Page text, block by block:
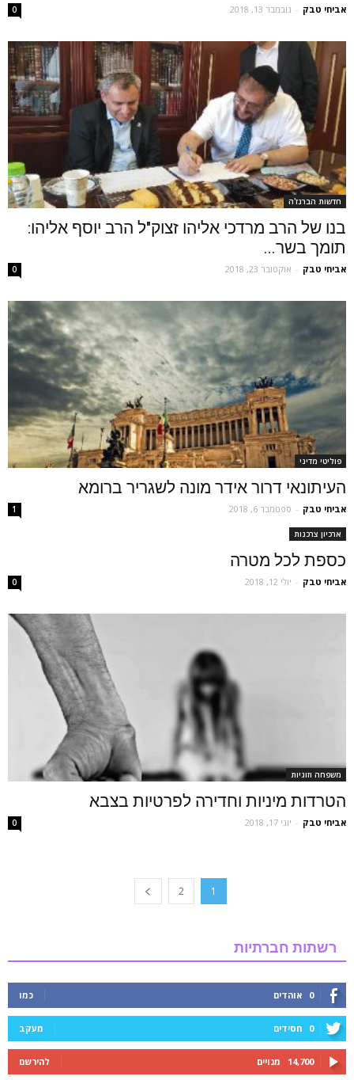
אביחי טבק - נובמבר 13, 2018 0
חדשות הברנז'ה
בנו של הרב מרדכי אליהו זצוק"ל הרב יוסף אליהו:
תומך בשר...
אביחי טבק - אוקטובר 23, 2018 0
פוליטי מדיני
העיתונאי דרור אידר מונה לשגריר ברומא
אביחי טבק - ספטמבר 6, 2018 1
ארכיון צרכנות
כספת לכל מטרה
אביחי טבק - יולי 12, 2018 0
משפחה וזוגיות
הטרדות מיניות וחדירה לפרטיות בצבא
אביחי טבק - יוני 17, 2018 0
1
2
רשתות חברתיות
0 אוהדים כמו
0 חסידים מעקב
14,700 מנויים להירשם